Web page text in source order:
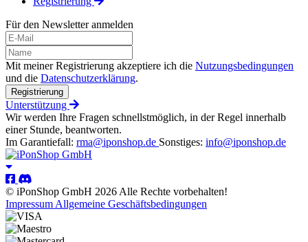
Für den Newsletter anmelden
Mit meiner Registrierung akzeptiere ich die Nutzungsbedingungen
und die Datenschutzerklärung.
Registrierung
Unterstützung
Wir werden Ihre Fragen schnellstmöglich, in der Regel innerhalb
einer Stunde, beantworten.
Im Garantiefall: rma@iponshop.de Sonstiges: info@iponshop.de
© iPonShop GmbH 2026 Alle Rechte vorbehalten!
Impressum Allgemeine Geschäftsbedingungen